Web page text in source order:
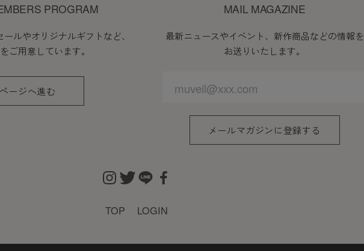
PROGRAM
ルやオリジナルギフトなど、
ご用意しています。
ージへ進む
MAIL MAGAZINE
最新ニュースやイベント、新作商品などの情報を
お送りいたします。
メールマガジンに登録する
TOP LOGIN